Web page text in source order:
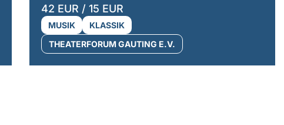
42 EUR / 15 EUR
MUSIK
KLASSIK
THEATERFORUM GAUTING E.V.